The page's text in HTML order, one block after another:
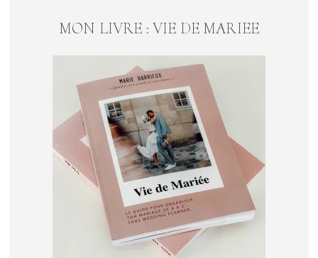
MON LIVRE : VIE DE MARIEE